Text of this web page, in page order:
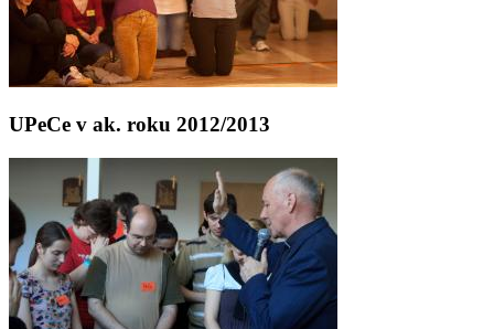
UPeCe v ak. roku 2012/2013